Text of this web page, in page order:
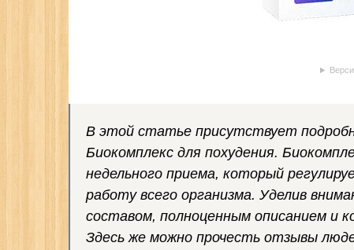
В этой статье присутствует
Биокомплекс для похудения.
недельного приема, который
работу всего организма. Уделив
составом, полноценным описанием и
Здесь же можно прочесть отзывы